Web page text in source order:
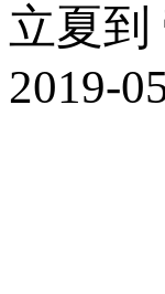
立夏到
2019-